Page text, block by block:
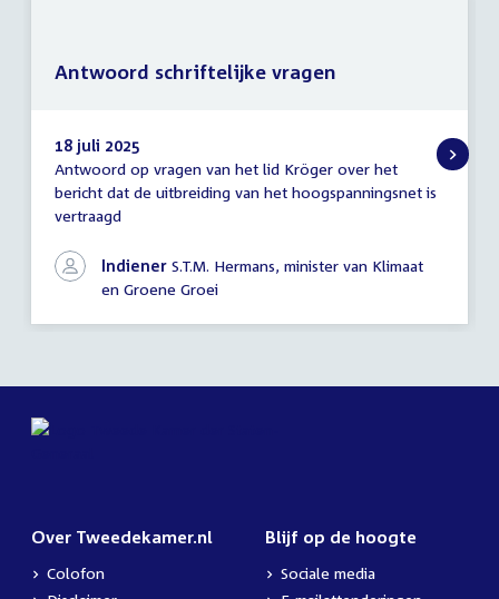
Antwoord
schriftelijke
vragen
18 juli 2025
Antwoord op vragen van het lid Kröger over het
bericht dat de uitbreiding van het hoogspanningsnet is
vertraagd
Indiener S.T.M. Hermans, minister van Klimaat
en Groene Groei
Antwoord schriftelijke vragen
Over Tweedekamer.nl
Colofon
Blijf op de hoogte
Sociale media